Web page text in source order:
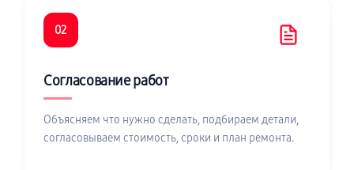
02
Согласование работ
Объясняем что нужно сделать, подбираем детали,
согласовываем стоимость, сроки и план ремонта.